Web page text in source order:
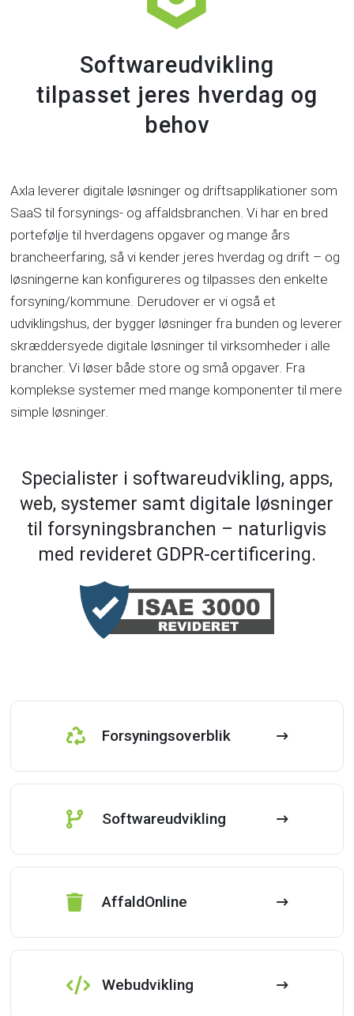
Softwareudvikling
tilpasset jeres hverdag og
behov
Axla leverer digitale løsninger og driftsapplikationer som
SaaS til forsynings- og affaldsbranchen. Vi har en bred
portefølje til hverdagens opgaver og mange års
brancheerfaring, så vi kender jeres hverdag og drift – og
løsningerne kan konfigureres og tilpasses den enkelte
forsyning/kommune. Derudover er vi også et
udviklingshus, der bygger løsninger fra bunden og leverer
skræddersyede digitale løsninger til virksomheder i alle
brancher. Vi løser både store og små opgaver. Fra
komplekse systemer med mange komponenter til mere
simple løsninger.
Specialister i softwareudvikling, apps,
web, systemer samt digitale løsninger
til forsyningsbranchen – naturligvis
med revideret GDPR-certificering.
Forsyningsoverblik
Softwareudvikling
AffaldOnline
Webudvikling